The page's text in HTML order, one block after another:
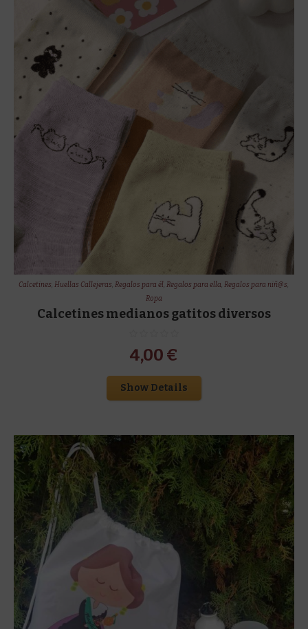
Calcetines,Huellas Callejeras,Regalos para él,Regalos para ella,Regalos para niñ@s,
Ropa
Calcetines medianos gatitos diversos
4,00 €
Show Details